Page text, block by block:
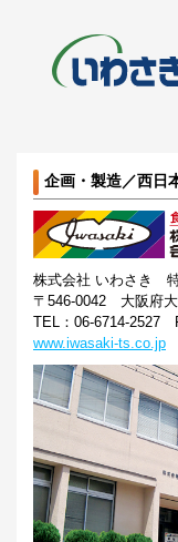
企画・製造／西日
株式会社 いわさき
〒546-0042 大阪府
TEL：06-6714-2527
www.iwasaki-ts.co.jp